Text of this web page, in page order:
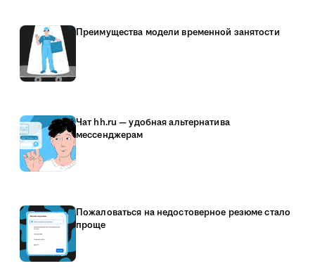
Преимущества модели временной занятости
Чат hh.ru — удобная альтернатива
мессенджерам
Пожаловаться на недостоверное резюме стало
проще